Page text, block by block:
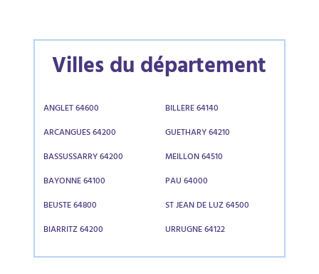
Villes du département
ANGLET 64600
ARCANGUES 64200
BASSUSSARRY 64200
BAYONNE 64100
BEUSTE 64800
BIARRITZ 64200
BILLERE 64140
GUETHARY 64210
MEILLON 64510
PAU 64000
ST JEAN DE LUZ 64500
URRUGNE 64122